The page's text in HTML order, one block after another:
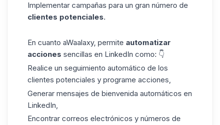
Implementar campañas para un gran número de
clientes potenciales.
En cuanto aWaalaxy, permite automatizar
acciones sencillas en LinkedIn como: 👇
Realice un seguimiento automático de los
clientes potenciales y programe acciones,
Generar mensajes de bienvenida automáticos en
LinkedIn,
Encontrar correos electrónicos y números de